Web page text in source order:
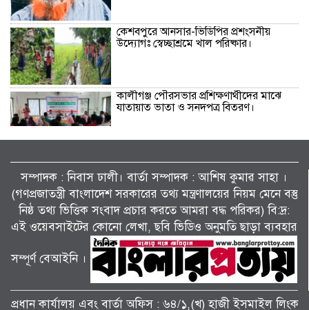
কেশবপুরে আনসার-ভিডিপির প্রশংসনীয়
উদ্যোগঃ স্বেচ্ছাশ্রমে খাল পরিষ্কার।
কালীগঞ্জ পৌরসভার প্রশিক্ষণার্থীদের মাঝে
যাতায়াত ভাতা ও সনদপত্র বিতরণ।
কেশবপুর (অসকস)-এর উদ্যোগে বৃক্ষরোপণ
কর্মসূচি-২০২৬ পালন।
মাদকের সাথে জড়িত ব্যাক্তিদের কোন প্রকার
ছাড় নেই, নেওয়া হবে কঠোর ব্যবস্থা
…………….খুলনা জেলা পুলিশ সুপার ।
বিলাইছড়িতে বন্যাদুর্গতদের পাশে ব্র্যাক।
সম্পাদক : নিবাস ঢালী। বার্তা সম্পাদক : আশিষ কুমাৱ সাহা ।
(গণপ্রজাতন্ত্রী বাংলাদেশ সরকারের তথ্য মন্ত্রণালয়ের নিয়ম মেনে বস্তু
নিষ্ঠ তথ্য ভিত্তিক সংবাদ প্রচার করতে আমরা বদ্ধ পরিকর) বি:দ্র:
এই ওয়েবসাইটের কোনো লেখা, ছবি ভিডিও অনুমতি ছাড়া ব্যবহার
সম্পূর্ণ বেআইনি ।
প্রধান কার্যালয় এবং বার্তা অফিস : ৬৪/১,(খ) হাজী ইসমাইল লিংক